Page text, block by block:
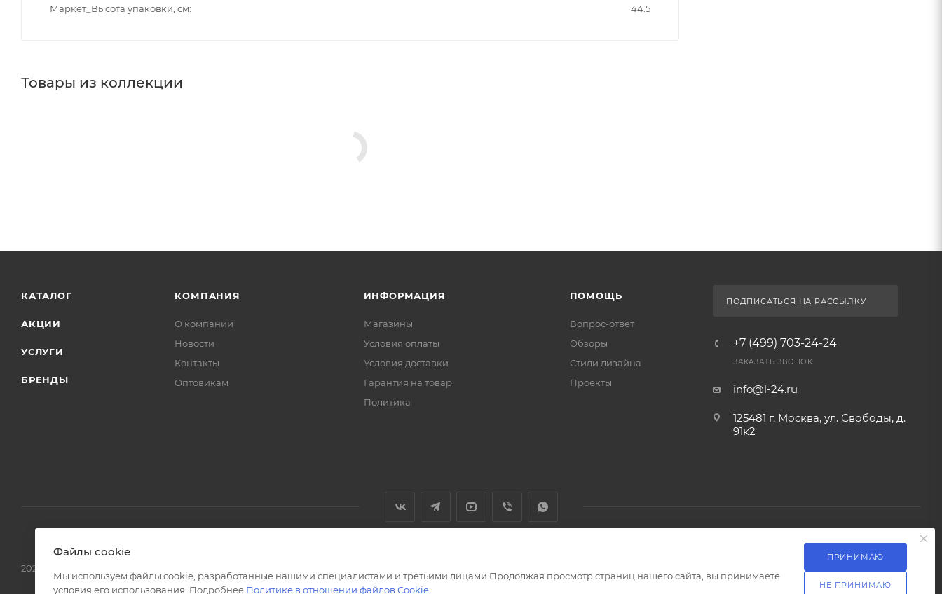
Маркет_Высота упаковки, см
44.5
Товары из коллекции
КАТАЛОГ
АКЦИИ
УСЛУГИ
БРЕНДЫ
КОМПАНИЯ
О компании
Новости
Контакты
Оптовикам
ИНФОРМАЦИЯ
Магазины
Условия оплаты
Условия доставки
Гарантия на товар
Политика
ПОМОЩЬ
Вопрос-ответ
Обзоры
Стили дизайна
Проекты
ПОДПИСАТЬСЯ НА РАССЫЛКУ
+7 (499) 703-24-24
ЗАКАЗАТЬ ЗВОНОК
info@l-24.ru
125481 г. Москва, ул. Свободы, д.
91к2
2026 © Интернет магазин сантехники в Москве l-24.ru Разработка сайта
Файлы cookie
Мы используем файлы cookie, разработанные нашими специалистами и третьими лицами.Продолжая просмотр страниц нашего сайта, вы принимаете
условия его использования. Подробнее Политике в отношении файлов Cookie
ПРИНИМАЮ
НЕ ПРИНИМАЮ